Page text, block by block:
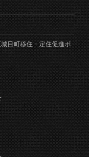
目町移住・定住促進ポ